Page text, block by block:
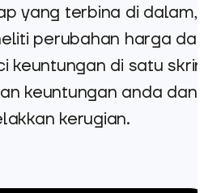
yang terbina di dalam,
perubahan harga
keuntungan di satu
keuntungan anda dan
kerugian.